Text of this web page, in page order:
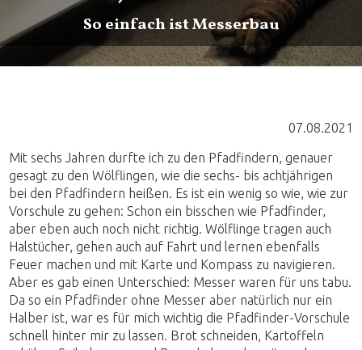
So einfach ist Messerbau
07.08.2021
Mit sechs Jahren durfte ich zu den Pfadfindern, genauer
gesagt zu den Wölflingen, wie die sechs- bis achtjährigen
bei den Pfadfindern heißen. Es ist ein wenig so wie, wie zur
Vorschule zu gehen: Schon ein bisschen wie Pfadfinder,
aber eben auch noch nicht richtig. Wölflinge tragen auch
Halstücher, gehen auch auf Fahrt und lernen ebenfalls
Feuer machen und mit Karte und Kompass zu navigieren.
Aber es gab einen Unterschied: Messer waren für uns tabu.
Da so ein Pfadfinder ohne Messer aber natürlich nur ein
Halber ist, war es für mich wichtig die Pfadfinder-Vorschule
schnell hinter mir zu lassen. Brot schneiden, Kartoffeln